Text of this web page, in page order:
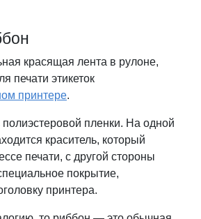
красящая лента в рулоне,
печати этикеток
принтере.
полиэстеровой пленки. На одной
краситель, который
печати, с другой стороны
покрытие,
принтера.